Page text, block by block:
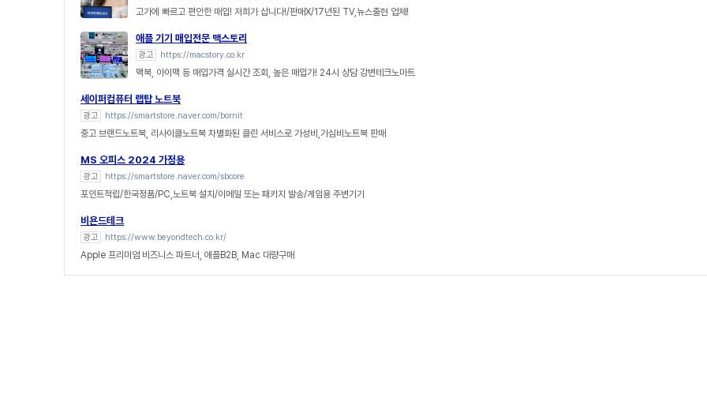
고가에 빠르고 편안한 매입! 저희가 삽니다!/판매X/17년된 TV,뉴스출현 업체!
애플 기기 매입전문 맥스토리
광고 https://macstory.co.kr
맥북, 아이맥 등 매입가격 실시간 조회, 높은 매입가! 24시 상담 강변테크노마트
세이퍼컴퓨터 랩탑 노트북
광고 https://smartstore.naver.com/bornit
중고 브랜드노트북, 리사이클노트북 차별화된 클린 서비스로 가성비,가심비노트북 판매
MS 오피스 2024 가정용
광고 https://smartstore.naver.com/sbcore
포인트적립/한국정품/PC,노트북 설치/이메일 또는 패키지 발송/게임용 주변기기
비욘드테크
광고 https://www.beyondtech.co.kr/
Apple 프리미엄 비즈니스 파트너, 애플B2B, Mac 대량구매